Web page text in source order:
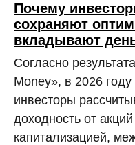
Почему
сохраняют
вкладывают
Согласно
Money», в 2026
инвесторы
доходность от
капитализацией,